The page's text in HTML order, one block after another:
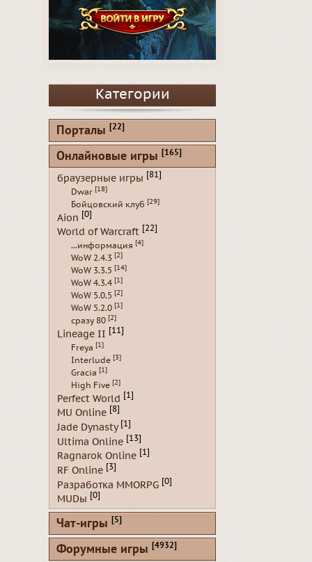
Категории
Порталы [22]
Онлайновые игры [165]
браузерные игры [81]
Dwar [18]
Бойцовский клуб [29]
Aion [0]
World of Warcraft [22]
...информация [4]
WoW 2.4.3 [2]
WoW 3.3.5 [14]
WoW 4.3.4 [1]
WoW 5.0.5 [2]
WoW 5.2.0 [1]
сразу 80 [2]
Lineage II [11]
Freya [1]
Interlude [3]
Gracia [1]
High Five [2]
Perfect World [1]
MU Online [8]
Jade Dynasty [1]
Ultima Online [13]
Ragnarok Online [1]
RF Online [3]
Разработка MMORPG [0]
MUDы [0]
Чат-игры [5]
Форумные игры [4932]